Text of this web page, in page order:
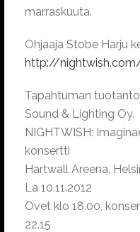
marraskuuta.
Ohjaaja Stobe Harju
http://
Tapahtuman
Sound & Lighting Oy.
NIGHTWISH:
konsertti
Hartwall Areena,
La 10.11.2012
Ovet klo 18.00,
22.15